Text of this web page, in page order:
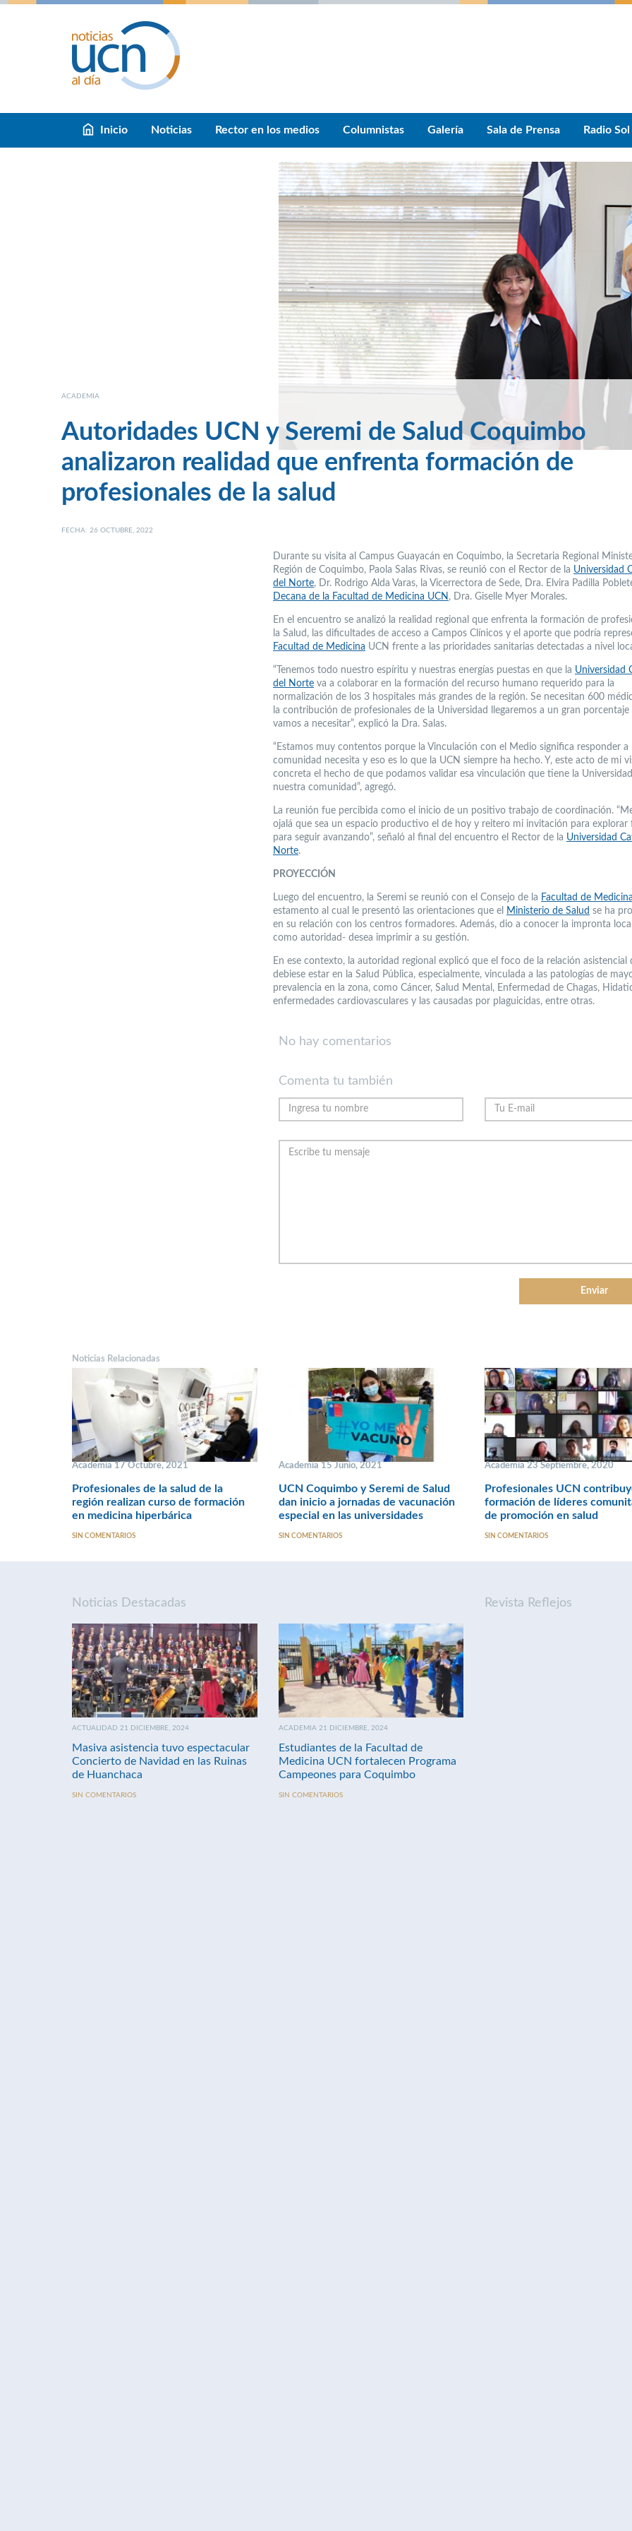
Inicio Noticias Rector en los medios Columnistas Galería Sala de Prensa Radio Sol
ACADEMIA
Autoridades UCN y Seremi de Salud Coquimbo
analizaron realidad que enfrenta formación de
profesionales de la salud
FECHA: 26 OCTUBRE, 2022
Durante su visita al Campus Guayacán en Coquimbo, la Secretaria Regional
Región de Coquimbo, Paola Salas Rivas, se reunió con el Rector de la Universidad
del Norte, Dr. Rodrigo Alda Varas, la Vicerrectora de Sede, Dra. Elvira Padilla
Decana de la Facultad de Medicina UCN , Dra. Giselle Myer Morales.
En el encuentro se analizó la realidad regional que enfrenta la formación de
la Salud, las dificultades de acceso a Campos Clínicos y el aporte que podría
Facultad de Medicina UCN frente a las prioridades sanitarias detectadas a nivel
“Tenemos todo nuestro espíritu y nuestras energías puestas en que la Universidad
del Norte va a colaborar en la formación del recurso humano requerido para la
normalización de los 3 hospitales más grandes de la región. Se necesitan 600
la contribución de profesionales de la Universidad llegaremos a un gran
vamos a necesitar”, explicó la Dra. Salas.
“Estamos muy contentos porque la Vinculación con el Medio significa responder a
comunidad necesita y eso es lo que la UCN siempre ha hecho. Y, este acto de mi
concreta el hecho de que podamos validar esa vinculación que tiene la
nuestra comunidad”, agregó.
La reunión fue percibida como el inicio de un positivo trabajo de coordinación.
ojalá que sea un espacio productivo el de hoy y reitero mi invitación para explorar
para seguir avanzando”, señaló al final del encuentro el Rector de la Universidad
Norte.
PROYECCIÓN
Luego del encuentro, la Seremi se reunió con el Consejo de la Facultad de Medicina
estamento al cual le presentó las orientaciones que el
Ministerio de Salud se ha
en su relación con los centros formadores. Además, dio a conocer la impronta
como autoridad- desea imprimir a su gestión.
En ese contexto, la autoridad regional explicó que el foco de la relación asistencial
debiese estar en la Salud Pública, especialmente, vinculada a las patologías de
prevalencia en la zona, como Cáncer, Salud Mental, Enfermedad de Chagas,
enfermedades cardiovasculares y las causadas por plaguicidas, entre otras.
No hay comentarios
Comenta tu también
Noticias Relacionadas
Academia 17 Octubre, 2021
Profesionales de la salud de la
región realizan curso de formación
en medicina hiperbárica
SIN COMENTARIOS
Academia 15 Junio, 2021
UCN Coquimbo y Seremi de Salud
dan inicio a jornadas de vacunación
especial en las universidades
SIN COMENTARIOS
Academia 23 Septiembre, 2020
Profesionales UCN
formación de líderes
de promoción en salud
SIN COMENTARIOS
Noticias Destacadas
ACTUALIDAD 21 DICIEMBRE, 2024
Masiva asistencia tuvo espectacular
Concierto de Navidad en las Ruinas
de Huanchaca
SIN COMENTARIOS
ACADEMIA 21 DICIEMBRE, 2024
Estudiantes de la Facultad de
Medicina UCN fortalecen Programa
Campeones para Coquimbo
SIN COMENTARIOS
Revista Reflejos